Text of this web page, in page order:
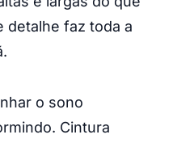
faz toda a
o sono
Cintura